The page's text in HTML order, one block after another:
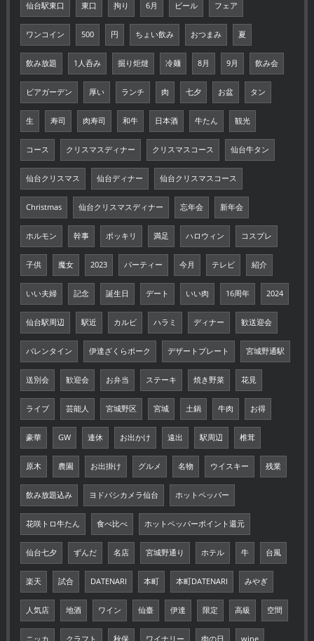
仙台駅東口 東口 拘り 6月 ビール フェア
ワンコイン 500 円 ちょい飲み おつまみ 夏
飲み放題 1人呑み 掘り炬燵 冷麺 8月 9月 飲み会
ビアガーデン 厚い ランチ 肉 七夕 お盆 タン
生 寿司 肉寿司 和牛 日本酒 牛たん 観光
コース クリスマスディナー クリスマスコース 仙台牛タン
仙台クリスマス 仙台ディナー 仙台クリスマスコース
Christmas 仙台クリスマスディナー 忘年会 新年会
ホルモン 幹事 ポッキリ 満足 ハロウィン コスプレ
子供 魔女 2023 パーティー 今月 テレビ 紹介
いい夫婦 記念 誕生日 デート いい肉 16周年 2024
仙台駅周辺 駅近 カルビ ハラミ ディナー 歓送迎会
バレンタイン 伊達ざくらポーク デザートプレート 宮城野通駅
送別会 歓迎会 お弁当 ステーキ 焼き野菜 花見
ライブ 芸能人 宮城野区 宮城 土鍋 牛肉 お得
豪華 GW 連休 お出かけ 遠出 駅周辺 椎茸
原木 農園 お出掛け グルメ 名物 ウイスキー 残業
飲み放題込み ヨドバシカメラ仙台 ホットペッパー
花咲トロ牛たん 食べ比べ ホットペッパーポイント還元
仙台七夕 ずんだ 名店 宮城野通り ホテル 牛 台風
楽天 試合 DATENARI 本町 本町DATENARI みやぎ
人気店 地酒 ワイン 仙臺 伊達 限定 高級 空間
ニッカ クラフト 秋保 ワイナリー 肉の日 wine